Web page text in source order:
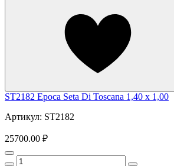
ST2182 Epoca Seta Di Toscana 1,40 х 1,00
Артикул: ST2182
25700.00 ₽